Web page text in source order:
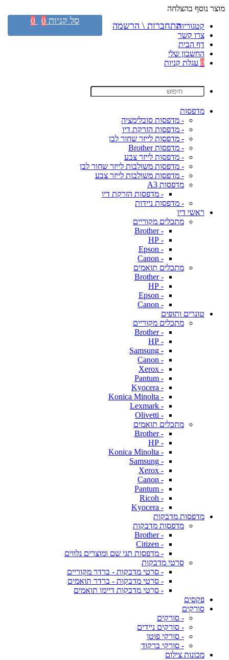
מוצר נוסף בהצלחה
קטגוריות
צרו קשר
דף הבית
החשבון שלי
0 עגלת קניות
מדפסות
- מדפסות סובלימציה
- מדפסות הזרקת דיו
- מדפסות לייזר שחור לבן
- מדפסות Brother
- מדפסות לייזר צבע
- מדפסות משולבות לייזר שחור לבן
- מדפסות משולבות לייזר צבע
מדפסות A3
- מדפסות הזרקת דיו
- מדפסות ניידות
ראשי דיו
מתכלים מקוריים
- Brother
- HP
- Epson
- Canon
מתכלים תואמים
- Brother
- HP
- Epson
- Canon
טונרים ותופים
מתכלים מקוריים
- Brother
- HP
- Samsung
- Canon
- Xerox
- Pantum
- Kyocera
- Konica Minolta
- Lexmark
- Olivetti
מתכלים תואמים
- Brother
- HP
- Konica Minolta
- Samsung
- Xerox
- Canon
- Pantum
- Ricoh
- Kyocera
מדפסות מדבקות
מדפסות מדבקות
- Brother
- Citizen
- מדפסות תגי שם ומוצרים נלווים
סרטי מדבקות
- סרטי מדבקות - ברדר מקוריים
- סרטי מדבקות - ברדר תואמים
- סרטי מדבקות דיימו תואמים
פקסים
סורקים
- סורקים
- סורקים ניידים
- סורקי פוטו
- סורקי ברקוד
מכונות צילום
התחברות \ הרשמה סל קניות 0
0